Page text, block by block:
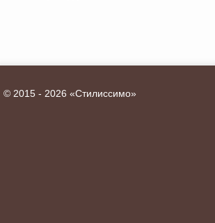
© 2015 - 2026 «Стилиссимо»